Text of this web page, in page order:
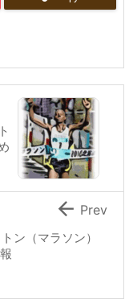
ン（マラソン）
 Prev